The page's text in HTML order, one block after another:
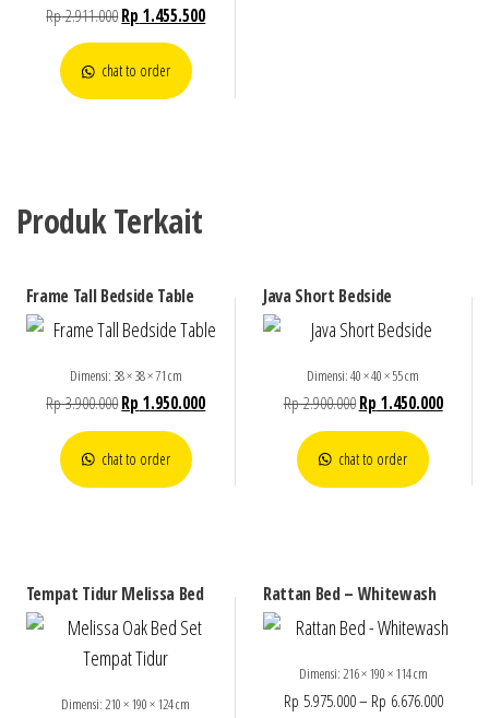
Rp2.911.000Rp 1.455.500
chat to order
Produk Terkait
Frame Tall Bedside Table
Dimensi: 38 × 38 × 71 cm
Rp3.900.000Rp 1.950.000
chat to order
Java Short Bedside
Dimensi: 40 × 40 × 55 cm
Rp2.900.000 Rp 1.450.000
chat to order
Tempat Tidur Melissa Bed
Dimensi: 210 × 190 × 124 cm
Rattan Bed – Whitewash
Dimensi: 216 × 190 × 114 cm
Rp 5.975.000– Rp 6.676.000